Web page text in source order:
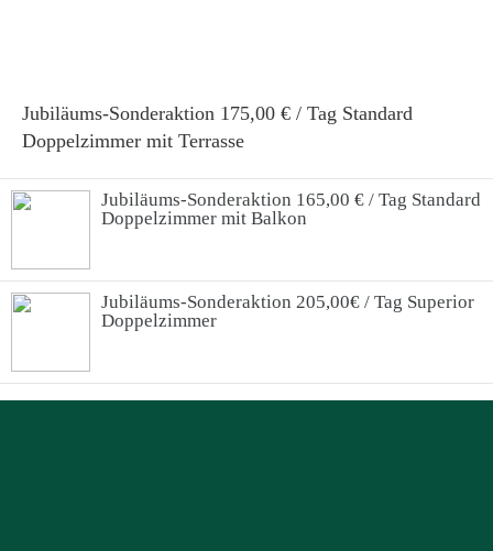
Jubiläums-Sonderaktion 175,00 € / Tag Standard
Doppelzimmer mit Terrasse
Jubiläums-Sonderaktion 165,00 € / Tag Standard
Doppelzimmer mit Balkon
Jubiläums-Sonderaktion 205,00€ / Tag Superior
Doppelzimmer